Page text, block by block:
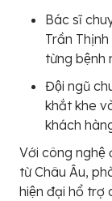
Bác sĩ
Trần
từng bệnh
Đội ngũ
khắt khe
khách
Với công nghệ
từ Châu Âu,
hiện đại hổ trợ